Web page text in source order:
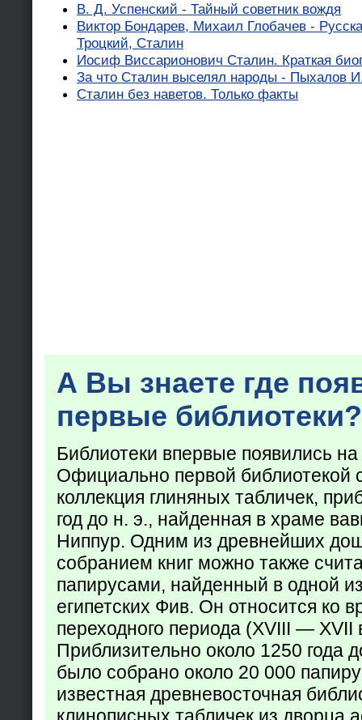
В. Д. Успенский - Тайный советник вождя
Виктор Бондарев, Михаил Глобачев -
Троцкий, Сталин
Иосиф Виссарионович Сталин. Краткая
За что Сталин выселял народы - Пыхалов
Сталин без наветов. Только факты
А Вы знаете где
первые библиотеки?
Библиотеки впервые появились
Официально первой библиотекой
коллекция глиняных табличек,
год до н. э., найденная в храме
Ниппур. Одним из древнейших
собранием книг можно также
папирусами, найденный в одной
египетских Фив. Он относится ко
переходного периода (XVIII — XVII
Приблизительно около 1250 года
было собрано около 20 000
известная древневосточная